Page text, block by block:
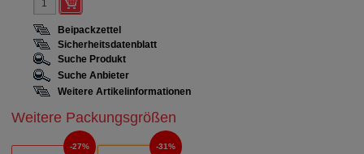
Beipackzettel
Sicherheitsdatenblatt
Suche Produkt
Suche Anbieter
Weitere Artikelinformationen
Weitere Packungsgrößen
27% 31%